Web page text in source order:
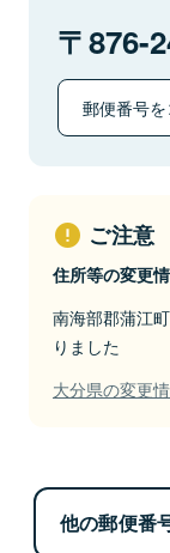
876-
郵便番号
ご注意
住所等の変更
南海部郡蒲江
りました
大分県の変更
他の郵便番